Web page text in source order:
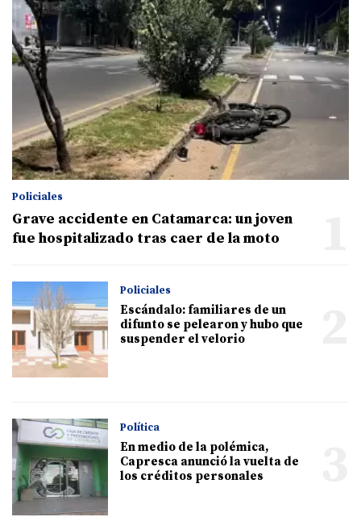
Policiales
Grave accidente en Catamarca: un joven
fue hospitalizado tras caer de la moto
Policiales
Escándalo: familiares de un
difunto se pelearon y hubo que
suspender el velorio
Política
En medio de la polémica,
Capresca anunció la vuelta de
los créditos personales